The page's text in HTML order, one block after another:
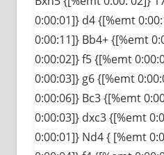
0:00:01]} d4 {[%emt
0:00:11]} Bb4+ {[%emt
0:00:02]} f5 {[%emt
0:00:03]} g6 {[%emt
0:00:06]} Bc3 {[%emt
0:00:03]} dxc3 {[%emt
0:00:01]} Nd4 { [%emt